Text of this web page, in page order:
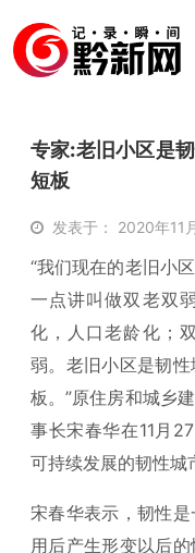
专家:老旧小区是
短板
发表于： 2020年11
“我们现在的老旧小
一点讲叫做双老双
化，人口老龄化；
弱。老旧小区是韧
板。”原住房和城乡
事长宋春华在11月
可持续发展的韧性城
宋春华表示，韧性
用后产生形变以后